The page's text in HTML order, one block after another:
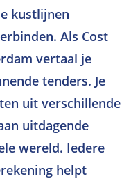
kustlijnen
Als Cost
vertaal je
tenders. Je
uit verschillende
uitdagende
wereld. Iedere
helpt